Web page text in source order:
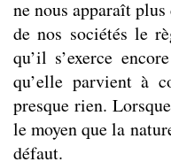
ne nous apparaît
de nos sociétés le
qu’il s’exerce
qu’elle parvient à
presque rien.
le moyen que la
défaut.